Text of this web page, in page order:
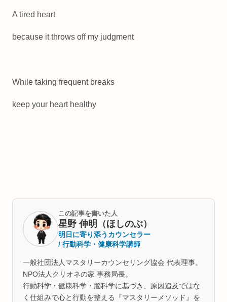
A tired heart
because it throws off my judgment
While taking frequent breaks
keep your heart healthy
この記事を書いた人
星野 伸明（ほしのぶ）
明日に寄り添うカウンセラー
/ 行動科学・健康科学講師
一般社団法人マスタリーカウンセリング協会 代表理事。
NPO法人クリオネの家 事務局長。
行動科学・健康科学・脳科学に基づき、原因追及ではな
く仕組みで心と行動を整える『マスタリーメソッド』を